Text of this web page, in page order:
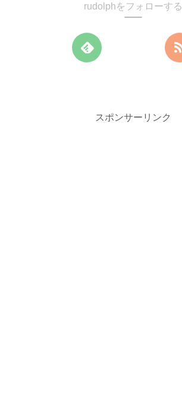
rudolphをフォローする
スポンサーリンク